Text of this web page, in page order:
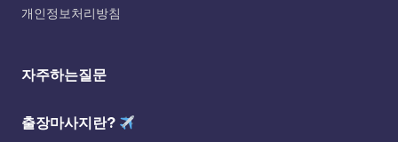
개인정보처리방침
자주하는질문
출장마사지란?